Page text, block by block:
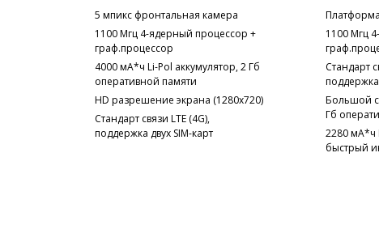
5 мпикс фронтальная камера
1100 Мгц 4-ядерный процессор +
граф.процессор
4000 мА*ч Li-Pol аккумулятор, 2 Гб
оперативной памяти
HD разрешение экрана (1280x720)
Стандарт связи LTE (4G),
поддержка двух SIM-карт
1100 Мгц
Стандарт
поддержка
Большой
Гб
2280 мА*ч
быстрый